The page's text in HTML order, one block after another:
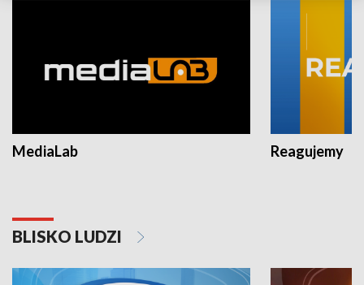
MediaLab Reagujemy
BLISKO LUDZI